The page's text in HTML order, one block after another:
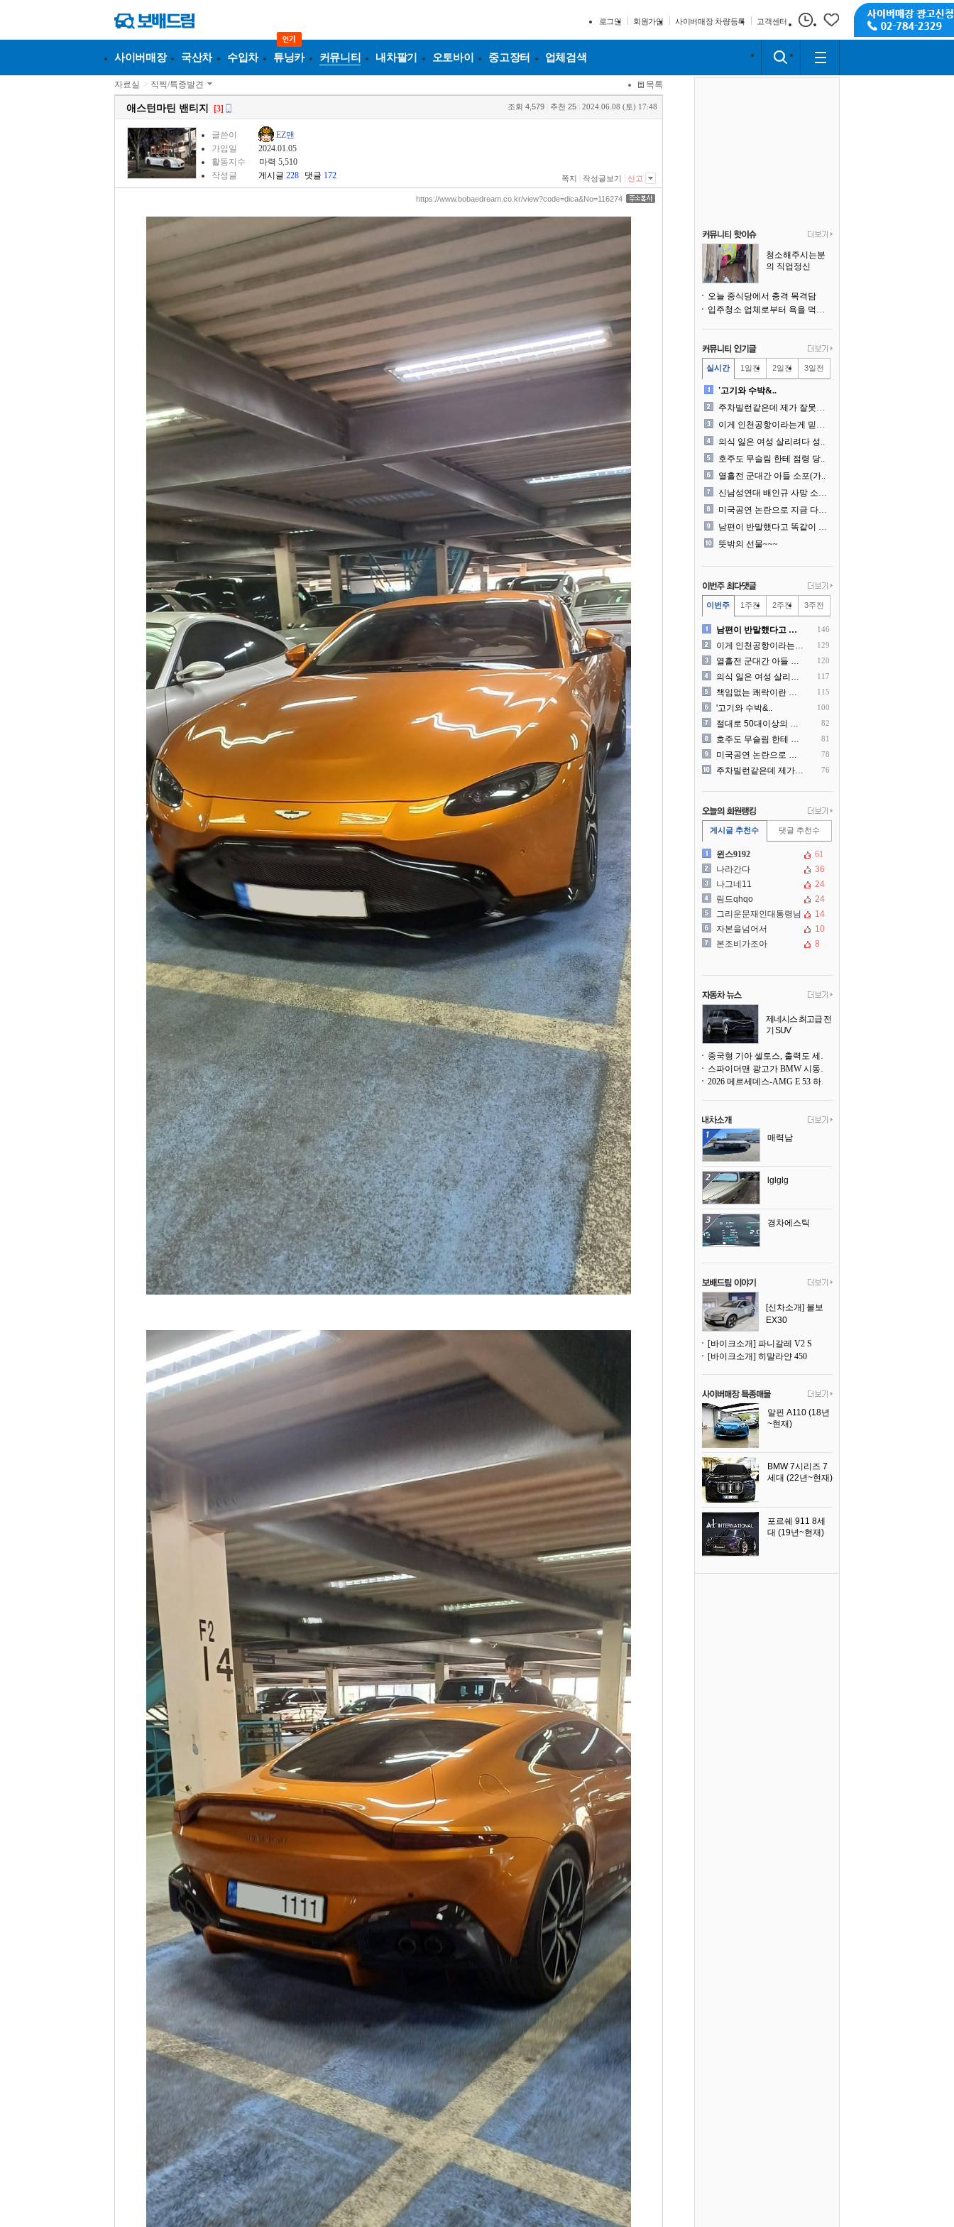
로그인 회원가입 사이버매장 차량등록 고객센터
사이버매장 국산차 수입차 튜닝카 커뮤니티 내차팔기 오토바이 중고장터 업체검색
자료실 > 직찍/특종발견 목록
애스턴마틴 밴티지 [3] 조회 4,579 추천 25 2024.06.08 (토) 17:48
글쓴이
EZ맨
가입일
2024.01.05
활동지수
마력 5,510
작성글
게시글 228 댓글 172 쪽지 작성글보기 신고
https://www.bobaedream.co.kr/view?code=dica&No=116274
청소해주시는분
의 직업정신
오늘 중식당에서 충격 목격담
입주청소 업체로부터 욕을 먹고 있습니다
실시간 1일전 2일전 3일전
'고기와 수박&..
주차빌런같은데 제가 잘못한건..
이게 인천공항이라는게 믿겨지..
의식 잃은 여성 살리려다 성..
호주도 무슬림 한테 점령 당..
열흘전 군대간 아들 소포(가..
신남성연대 배인규 사망 소식..
미국공연 논란으로 지금 다시..
남편이 반말했다고 똑같이 반..
뜻밖의 선물~~~
이번주 1주전 2주전 3주전
남편이 반말했다고 똑같이 반.. 146
이게 인천공항이라는게 믿겨지.. 129
열흘전 군대간 아들 소포(가.. 120
의식 잃은 여성 살리려다 성.. 117
책임없는 쾌락이란 말에 빡친.. 115
'고기와 수박&.. 100
절대로 50대이상의 딜러를 .. 82
호주도 무슬림 한테 점령 당.. 81
미국공연 논란으로 지금 다시.. 78
주차빌런같은데 제가 잘못한건.. 76
게시글 추천수 댓글 추천수
윈스9192
61
나라간다
36
나그네11
24
림드qhqo
24
그리운문재인대통령님
14
자본을넘어서
10
본조비가조아
8
제네시스 최고급 전
기 SUV
중국형 기아 셀토스, 출력도 세지고 27인치 초대형 디스플레이까지
스파이더맨 광고가 BMW 시동화면을 점령하다, 오너들은 불만
2026 메르세데스-AMG E 53 하이브리드 왜건 시승기
매력남
lglglg
경차에스틱
[신차소개] 볼보
EX30
[바이크소개] 파니갈레 V2 S
[바이크소개] 히말라얀 450
알핀 A110 (18년
~현재)
BMW 7시리즈 7
세대 (22년~현재)
포르쉐 911 8세
대 (19년~현재)